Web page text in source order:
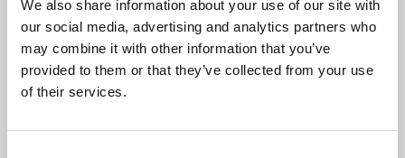
We also share information about your use of our site with
our social media, advertising and analytics partners who
may combine it with other information that you’ve
provided to them or that they’ve collected from your use
of their services.
EMAIL
SELECT COUNTRY